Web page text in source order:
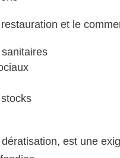
et le
est une